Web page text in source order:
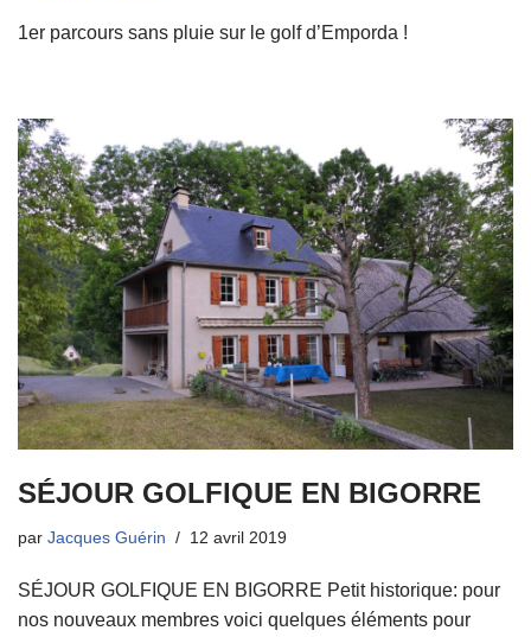
1er parcours sans pluie sur le golf d’Emporda !
SÉJOUR GOLFIQUE EN BIGORRE
par Jacques Guérin 12 avril 2019
SÉJOUR GOLFIQUE EN BIGORRE Petit historique: pour
nos nouveaux membres voici quelques éléments pour